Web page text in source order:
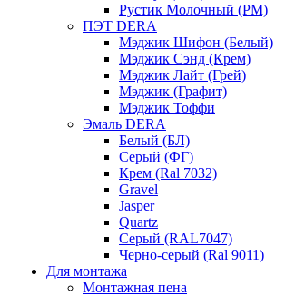
Рустик Молочный (РМ)
ПЭТ DERA
Мэджик Шифон (Белый)
Мэджик Сэнд (Крем)
Мэджик Лайт (Грей)
Мэджик (Графит)
Мэджик Тоффи
Эмаль DERA
Белый (БЛ)
Серый (ФГ)
Крем (Ral 7032)
Gravel
Jasper
Quartz
Серый (RAL7047)
Черно-серый (Ral 9011)
Для монтажа
Монтажная пена